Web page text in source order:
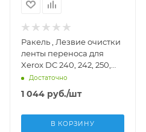
Ракель , Лезвие очистки
ленты переноса для
Xerox DC 240, 242, 250,
252, 260, COLOR 700, 550,
560, C75, J75, C60, C70
(655N50040, 033K94628)
655N50040, 033K94628,
Достаточно
1 044 руб./шт
В КОРЗИНУ